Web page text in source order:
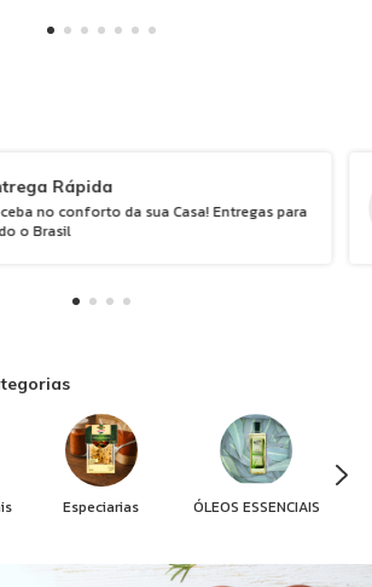
Rápida
no conforto da sua Casa! Entregas para
o Brasil
Especiarias ÓLEOS ESSENCIAIS